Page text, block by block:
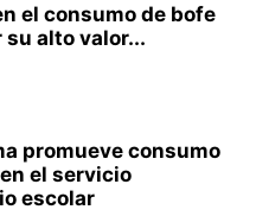
el consumo de bofe
su alto valor...
promueve consumo
el servicio
escolar